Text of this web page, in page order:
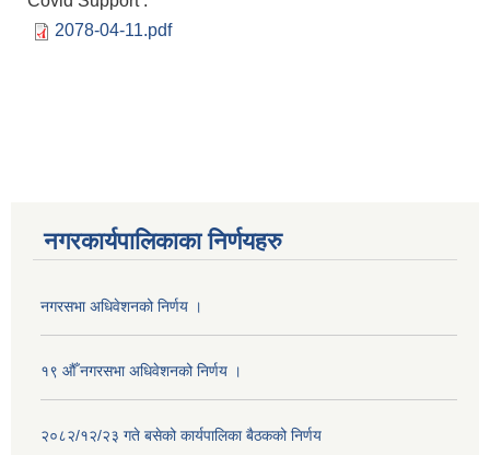
2078-04-11.pdf
नगरकार्यपालिकाका निर्णयहरु
नगरसभा अधिवेशनको निर्णय ।
१९ औँ नगरसभा अधिवेशनको निर्णय ।
२०८२/१२/२३ गते बसेको कार्यपालिका बैठकको निर्णय